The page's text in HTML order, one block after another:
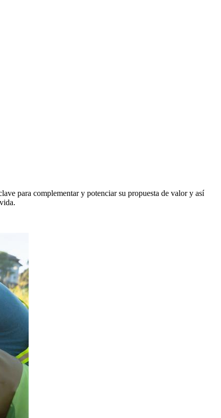
para complementar y potenciar su propuesta de valor y así